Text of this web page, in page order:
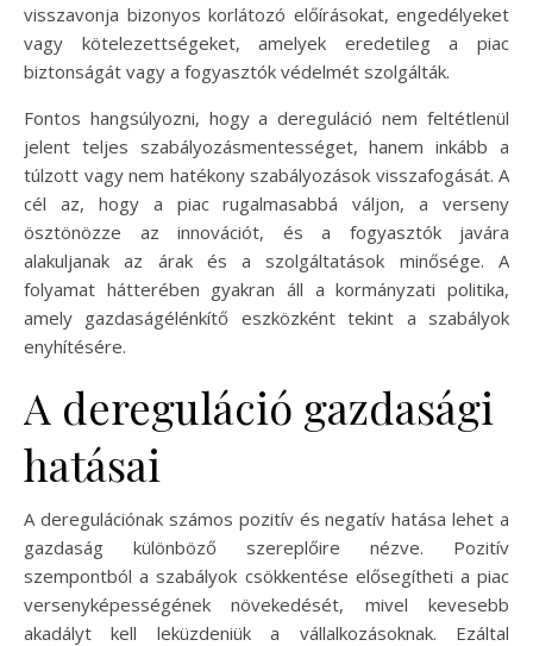
visszavonja bizonyos korlátozó előírásokat, engedélyeket
vagy kötelezettségeket, amelyek eredetileg a piac
biztonságát vagy a fogyasztók védelmét szolgálták.
Fontos hangsúlyozni, hogy a dereguláció nem feltétlenül
jelent teljes szabályozásmentességet, hanem inkább a
túlzott vagy nem hatékony szabályozások visszafogását. A
cél az, hogy a piac rugalmasabbá váljon, a verseny
ösztönözze az innovációt, és a fogyasztók javára
alakuljanak az árak és a szolgáltatások minősége. A
folyamat hátterében gyakran áll a kormányzati politika,
amely gazdaságélénkítő eszközként tekint a szabályok
enyhítésére.
A dereguláció gazdasági
hatásai
A deregulációnak számos pozitív és negatív hatása lehet a
gazdaság különböző szereplőire nézve. Pozitív
szempontból a szabályok csökkentése elősegítheti a piac
versenyképességének növekedését, mivel kevesebb
akadályt kell leküzdeniük a vállalkozásoknak. Ezáltal